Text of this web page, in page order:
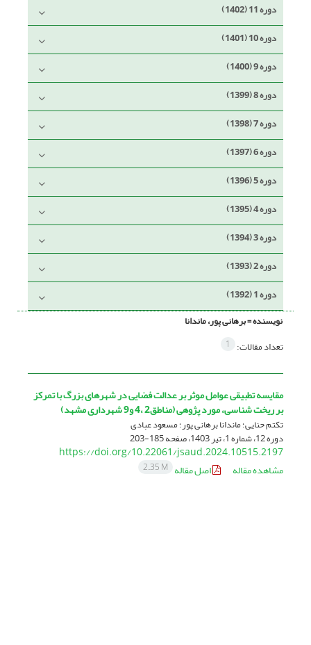
دوره 11 (1402)
دوره 10 (1401)
دوره 9 (1400)
دوره 8 (1399)
دوره 7 (1398)
دوره 6 (1397)
دوره 5 (1396)
دوره 4 (1395)
دوره 3 (1394)
دوره 2 (1393)
دوره 1 (1392)
نویسنده =برهانی پور، ماندانا
تعداد مقالات: 1
مقایسه تطبیقی عوامل موثر بر عدالت فضایی در شهرهای بزرگ با تمرکز
بر ریخت شناسی، مورد پژوهی (مناطق2 ،4 و9 شهرداری مشهد)
تکتم حنایی؛ ماندانا برهانی پور؛ مسعود عبادی
دوره 12، شماره 1، تیر 1403، صفحه 185-203
https://doi.org/10.22061/jsaud.2024.10515.2197
مشاهده مقاله
اصل مقاله 2.35 M